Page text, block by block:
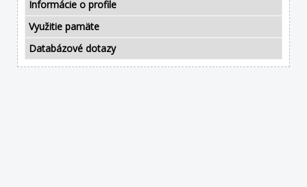
Informácie o profile
Využitie pamäte
Databázové dotazy